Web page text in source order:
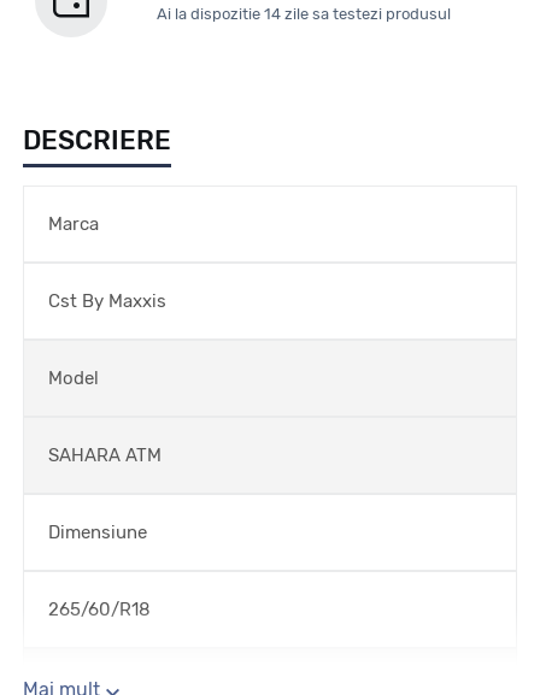
Ai la dispozitie 14 zile sa testezi produsul
DESCRIERE
Marca
Cst By Maxxis
Model
SAHARA ATM
Dimensiune
265/60/R18
Sezon
Mai mult